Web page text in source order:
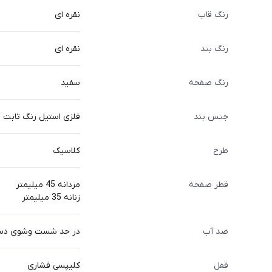
رنگ قاب نقره ای
رنگ بند نقره ای
رنگ صفحه سفید
جنس بند فلزی استیل رنگ ثابت
طرح کلاسیک
قطر صفحه
مردانه 45 میلیمتر
زنانه 35 میلیمتر
ضد آب در حد شست وشوی
قفل کلیپسی فشاری